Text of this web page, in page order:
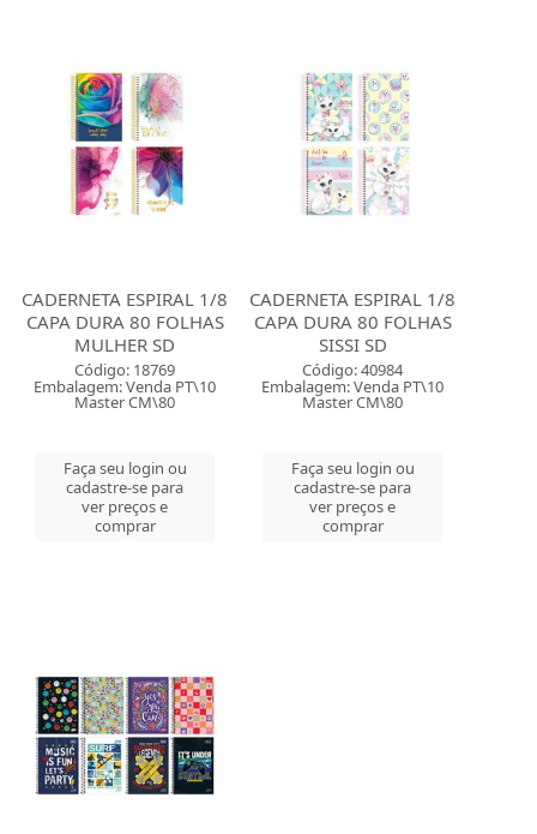
CADERNETA ESPIRAL 1/8
CAPA DURA 80 FOLHAS
MULHER SD
Código: 18769
Embalagem: Venda PT\10
Master CM\80
Faça seu login ou
cadastre-se para
ver preços e
comprar
CADERNETA ESPIRAL 1/8
CAPA DURA 80 FOLHAS
SISSI SD
Código: 40984
Embalagem: Venda PT\10
Master CM\80
Faça seu login ou
cadastre-se para
ver preços e
comprar